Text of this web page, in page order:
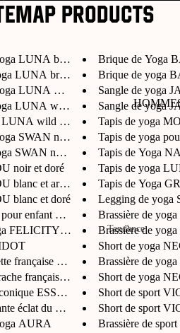
Les Must
Prêt-à-porter
T-Shirts
Shorts
Maillot de
bains
Accessoires
Jeux
Papeterie
Maquillage
Chaussure
Casquettes
Tendance
Les Must Have
Les New In -
Prêt-à-porter
products
LUNA brown l...
LUNA brown léo...
LUNA wild lé...
LUNA wild léop...
wild léopar...
SWAN noir et...
SWAN noir et d...
noir et doré
blanc et argenté...
blanc et doré
enfant AGAT...
FELICITY SPELL...
française BL...
française B...
ESSENCE
éclat du vis...
AURA
Brique de Yoga
Brique de yoga
Sangle de yoga
Sangle de yoga
Tapis de yoga
Tapis de yoga
Tapis de Yoga
Tapis de Yoga
Legging de yoga
Brassière de
Brassière de
Short de yoga
Brassière de
Short de yoga
Short de sport
Short de sport
Brassière de